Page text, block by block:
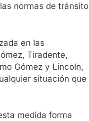
normas de tránsito
en las
Tiradente,
Gómez y Lincoln,
situación que
medida forma